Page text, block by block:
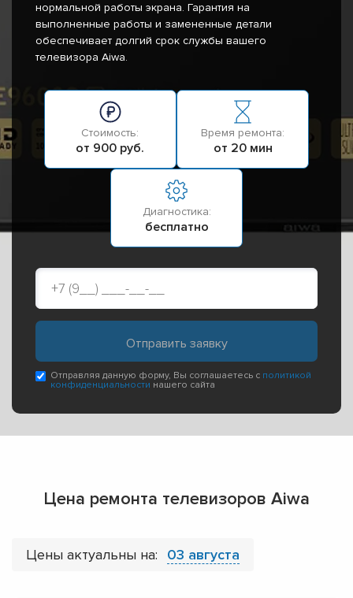
нормальной работы экрана. Гарантия на
выполненные работы и замененные детали
обеспечивает долгий срок службы вашего
телевизора Aiwa.
Стоимость:
от 900 руб.
Время ремонта:
от 20 мин
Диагностика:
бесплатно
Отправляя данную форму, Вы соглашаетесь с политикой
конфиденциальности нашего сайта
Цена ремонта телевизоров Aiwa
Цены актуальны на: 03 августа